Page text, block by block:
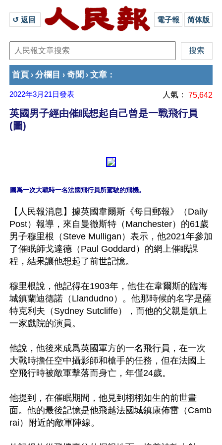
↺ 返回 電子報 简体版
首頁 › 分欄目 › 奇聞 › 文章 ：
2022年3月21日發表 人氣： 75,642
英國男子經由催眠想起自己曾是一戰飛行員
(圖)
【人民報消息】據英國韋爾斯《每日郵報》（Daily
Post）報導，來自曼徹斯特（Manchester）的61歲
男子穆里根（Steve Mulligan）表示，他2021年參加
了催眠師戈達德（Paul Goddard）的網上催眠課
程，結果讓他想起了前世記憶。
穆里根說，他記得在1903年，他住在韋爾斯的臨海
城鎮蘭迪德諾（Llandudno）。他那時候的名字是薩
特克利夫（Sydney Sutcliffe），而他的父親是鎮上
一家戲院的演員。
他說，他後來成爲英國軍方的一名飛行員，在一次
大戰時擔任空中攝影師和槍手的任務，但在法國上
空飛行時被敵軍擊落而身亡，年僅24歲。
他提到，在催眠期間，他見到栩栩如生的前世畫
面。他的最後記憶是他飛越法國城鎮康佈雷（Camb
rai）附近的敵軍陣線。